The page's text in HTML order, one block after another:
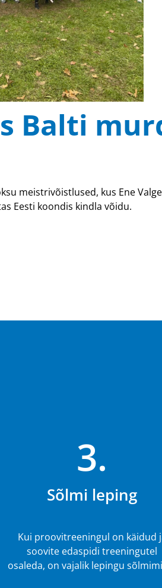
Balti
meistrivõistlused, kus Ene
Eesti koondis kindla võidu.
3.
Sõlmi leping
Kui proovitreeningul on käidud
soovite edaspidi treeningutel
osaleda, on vajalik lepingu